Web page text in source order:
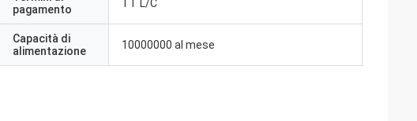
pagamento
TT L/C
Capacità di
alimentazione
10000000 al mese